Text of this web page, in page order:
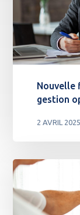
Nouvelle
gestion
2 AVRIL 2025